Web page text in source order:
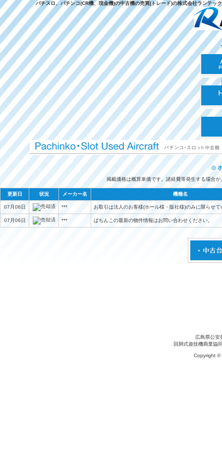
パチスロ、パチンコ(CR機、現金機)の中古機の売買(トレード)の株式会社ランテ
掲載価格は概算単価です。諸経費等発生する場合
更新日 状況 メーカー名 機種名
07月06日 *** お取引は法人のお客様(ホール様・販社様)のみに限らせ
07月06日 *** ぱちんこの最新の物件情報はお問い合わせください。
広島県公
回胴式遊技機商業協
Copyright ©